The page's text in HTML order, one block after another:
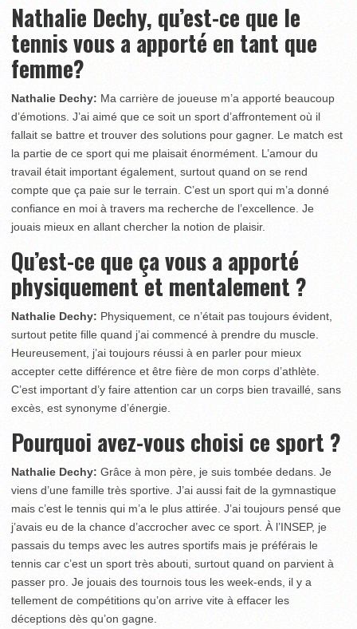
Nathalie Dechy, qu’est-ce que le
tennis vous a apporté en tant que
femme?
Nathalie Dechy: Ma carrière de joueuse m’a apporté beaucoup
d’émotions. J’ai aimé que ce soit un sport d’affrontement où il
fallait se battre et trouver des solutions pour gagner. Le match est
la partie de ce sport qui me plaisait énormément. L’amour du
travail était important également, surtout quand on se rend
compte que ça paie sur le terrain. C’est un sport qui m’a donné
confiance en moi à travers ma recherche de l’excellence. Je
jouais mieux en allant chercher la notion de plaisir.
Qu’est-ce que ça vous a apporté
physiquement et mentalement ?
Nathalie Dechy: Physiquement, ce n’était pas toujours évident,
surtout petite fille quand j’ai commencé à prendre du muscle.
Heureusement, j’ai toujours réussi à en parler pour mieux
accepter cette différence et être fière de mon corps d’athlète.
C’est important d’y faire attention car un corps bien travaillé, sans
excès, est synonyme d’énergie.
Pourquoi avez-vous choisi ce sport ?
Nathalie Dechy: Grâce à mon père, je suis tombée dedans. Je
viens d’une famille très sportive. J’ai aussi fait de la gymnastique
mais c’est le tennis qui m’a le plus attirée. J’ai toujours pensé que
j’avais eu de la chance d’accrocher avec ce sport. À l’INSEP, je
passais du temps avec les autres sportifs mais je préférais le
tennis car c’est un sport très abouti, surtout quand on parvient à
passer pro. Je jouais des tournois tous les week-ends, il y a
tellement de compétitions qu’on arrive vite à effacer les
déceptions dès qu’on gagne.